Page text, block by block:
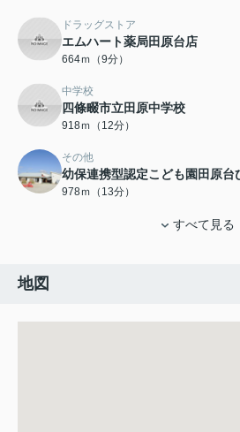
ドラッグストア
エムハート薬局田原台店
664ｍ（9分）
中学校
四條畷市立田原中学校
918ｍ（12分）
その他
幼保連携型認定こども園田原台
978ｍ（13分）
すべて見る
地図